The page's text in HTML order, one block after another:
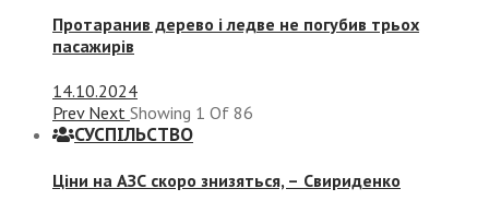
Протаранив дерево і ледве не погубив трьох
пасажирів
14.10.2024
Prev Next Showing 1 Of 86
СУСПIЛЬСТВО
Ціни на АЗС скоро знизяться, – Свириденко